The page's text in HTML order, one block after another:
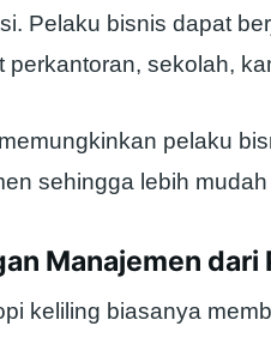
Pelaku bisnis dapat
perkantoran, sekolah,
pelaku
sehingga lebih
Manajemen dari
keliling biasanya